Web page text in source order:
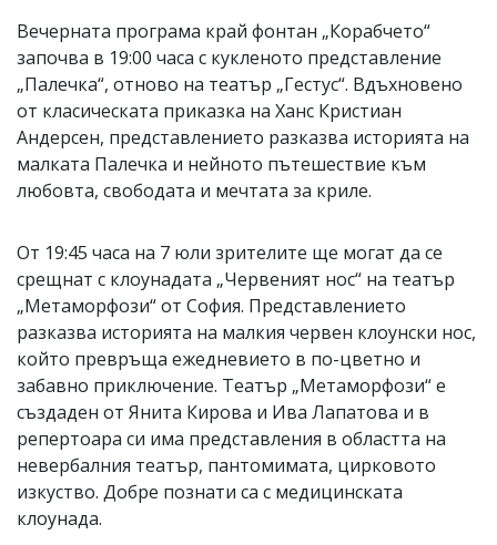
Вечерната програма край фонтан „Корабчето“
започва в 19:00 часа с кукленото представление
„Палечка“, отново на театър „Гестус“. Вдъхновено
от класическата приказка на Ханс Кристиан
Андерсен, представлението разказва историята на
малката Палечка и нейното пътешествие към
любовта, свободата и мечтата за криле.
От 19:45 часа на 7 юли зрителите ще могат да се
срещнат с клоунадата „Червеният нос“ на театър
„Метаморфози“ от София. Представлението
разказва историята на малкия червен клоунски нос,
който превръща ежедневието в по-цветно и
забавно приключение. Театър „Метаморфози“ е
създаден от Янита Кирова и Ива Лапатова и в
репертоара си има представления в областта на
невербалния театър, пантомимата, цирковото
изкуство. Добре познати са с медицинската
клоунада.